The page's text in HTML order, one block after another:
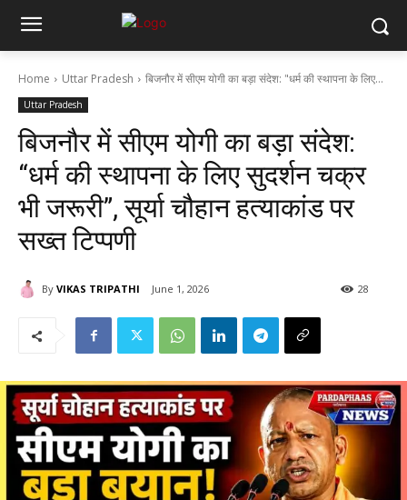
Home Uttar Pradesh बिजनौर में सीएम योगी का बड़ा संदेश: "धर्म की स्थापना के लिए...
Uttar Pradesh
बिजनौर में सीएम योगी का बड़ा संदेश:
“धर्म की स्थापना के लिए सुदर्शन चक्र
भी जरूरी”, सूर्या चौहान हत्याकांड पर
सख्त टिप्पणी
By VIKAS TRIPATHI June 1, 2026 28